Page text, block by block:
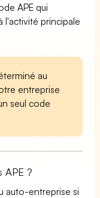
APE qui
l'activité principale
au
entreprise
seul code
APE ?
auto-entreprise si